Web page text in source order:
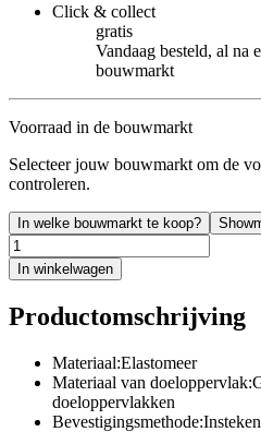
Click & collect
gratis
Vandaag besteld, al na
bouwmarkt
Voorraad in de bouwmarkt
Selecteer jouw bouwmarkt om de
controleren.
In welke bouwmarkt te koop?
In winkelwagen
Productomschrijving
Materiaal:Elastomeer
Materiaal van
doeloppervlakken
Bevestigingsmethode:Insteken